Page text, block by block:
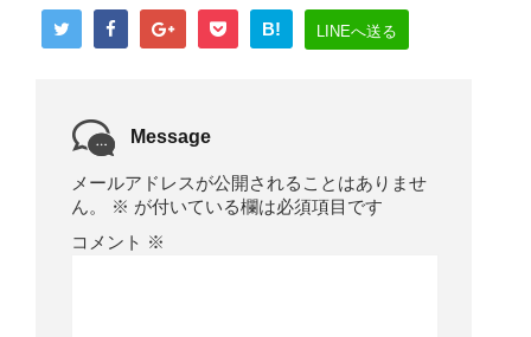
B! LINEへ送る
Message
メールアドレスが公開されることはありませ
ん。
※ が付いている欄は必須項目です
コメント ※